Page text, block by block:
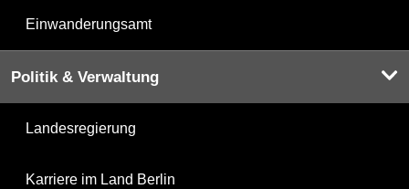
Einwanderungsamt
Politik & Verwaltung
Landesregierung
Karriere im Land Berlin